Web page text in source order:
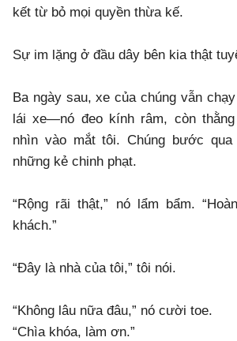
kết từ bỏ mọi quyền thừa kế.
​Sự im lặng ở đầu dây bên kia thật
​Ba ngày sau, xe của chúng vẫn
lái xe—nó đeo kính râm, còn
nhìn vào mắt tôi. Chúng bước
những kẻ chinh phạt.
​“Rộng rãi thật,” nó lẩm bẩm.
khách.”
​“Đây là nhà của tôi,” tôi nói.
​“Không lâu nữa đâu,” nó cười toe.
“Chìa khóa, làm ơn.”